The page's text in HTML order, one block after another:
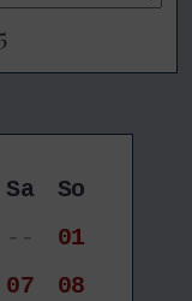
Sa
So
--
01
07
08